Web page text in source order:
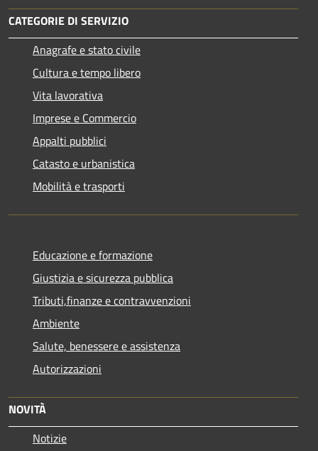
CATEGORIE DI SERVIZIO
Anagrafe e stato civile
Cultura e tempo libero
Vita lavorativa
Imprese e Commercio
Appalti pubblici
Catasto e urbanistica
Mobilità e trasporti
Educazione e formazione
Giustizia e sicurezza pubblica
Tributi,finanze e contravvenzioni
Ambiente
Salute, benessere e assistenza
Autorizzazioni
NOVITÀ
Notizie